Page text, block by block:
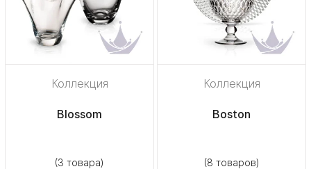
Коллекция
Blossom
(3 товара)
Коллекция
Boston
(8 товаров)